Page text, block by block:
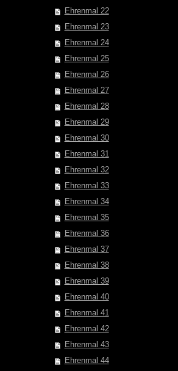
Ehrenmal 22
Ehrenmal 23
Ehrenmal 24
Ehrenmal 25
Ehrenmal 26
Ehrenmal 27
Ehrenmal 28
Ehrenmal 29
Ehrenmal 30
Ehrenmal 31
Ehrenmal 32
Ehrenmal 33
Ehrenmal 34
Ehrenmal 35
Ehrenmal 36
Ehrenmal 37
Ehrenmal 38
Ehrenmal 39
Ehrenmal 40
Ehrenmal 41
Ehrenmal 42
Ehrenmal 43
Ehrenmal 44